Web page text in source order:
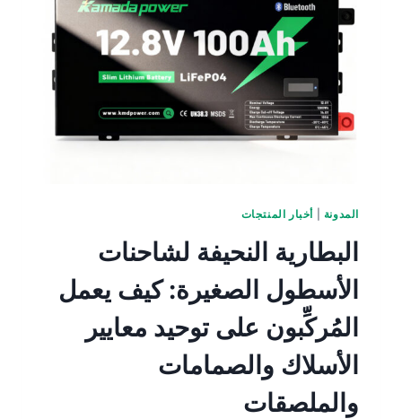
المدونة أخبار المنتجات
البطارية النحيفة لشاحنات
الأسطول الصغيرة: كيف يعمل
المُركِّبون على توحيد معايير
الأسلاك والصمامات
والملصقات